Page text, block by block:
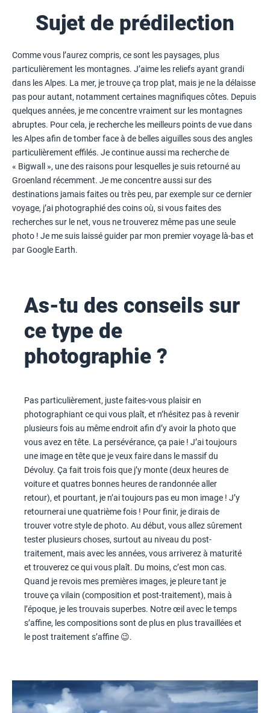
Sujet de prédilection
Comme vous l’aurez compris, ce sont les paysages, plus
particulièrement les montagnes. J’aime les reliefs ayant grandi
dans les Alpes. La mer, je trouve ça trop plat, mais je ne la délaisse
pas pour autant, notamment certaines magnifiques côtes. Depuis
quelques années, je me concentre vraiment sur les montagnes
abruptes. Pour cela, je recherche les meilleurs points de vue dans
les Alpes afin de tomber face à de belles aiguilles sous des angles
particulièrement effilés. Je continue aussi ma recherche de
« Bigwall », une des raisons pour lesquelles je suis retourné au
Groenland récemment. Je me concentre aussi sur des
destinations jamais faites ou très peu, par exemple sur ce dernier
voyage, j’ai photographié des coins où, si vous faites des
recherches sur le net, vous ne trouverez même pas une seule
photo ! Je me suis laissé guider par mon premier voyage là-bas et
par Google Earth.
As-tu des conseils sur
ce type de
photographie ?
Pas particulièrement, juste faites-vous plaisir en
photographiant ce qui vous plaît, et n’hésitez pas à revenir
plusieurs fois au même endroit afin d’y avoir la photo que
vous avez en tête. La persévérance, ça paie ! J’ai toujours
une image en tête que je veux faire dans le massif du
Dévoluy. Ça fait trois fois que j’y monte (deux heures de
voiture et quatres bonnes heures de randonnée aller
retour), et pourtant, je n’ai toujours pas eu mon image ! J’y
retournerai une quatrième fois ! Pour finir, je dirais de
trouver votre style de photo. Au début, vous allez sûrement
tester plusieurs choses, surtout au niveau du post-
traitement, mais avec les années, vous arriverez à maturité
et trouverez ce qui vous plaît. Du moins, c’est mon cas.
Quand je revois mes premières images, je pleure tant je
trouve ça vilain (composition et post-traitement), mais à
l’époque, je les trouvais superbes. Notre œil avec le temps
s’affine, les compositions sont de plus en plus travaillées et
le post traitement s’affine 😉.